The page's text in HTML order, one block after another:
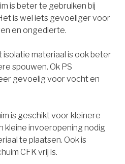
is beter te gebruiken bij
is wel iets gevoeliger voor
en ongedierte.
isolatie materiaal is ook beter
spouwen. Ok PS
gevoelig voor vocht en
is geschikt voor kleinere
kleine invoeropening nodig
te plaatsen. Ook is
CFK vrij is.